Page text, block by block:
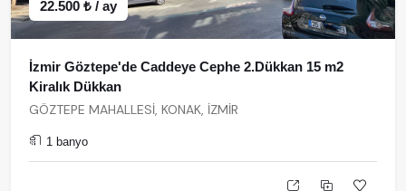
22.500 ₺ / ay
İzmir Göztepe'de Caddeye Cephe 2.Dükkan 15 m2
Kiralık Dükkan
GÖZTEPE MAHALLESİ, KONAK, İZMİR
1 banyo